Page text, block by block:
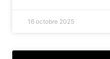
16 octobre 2025